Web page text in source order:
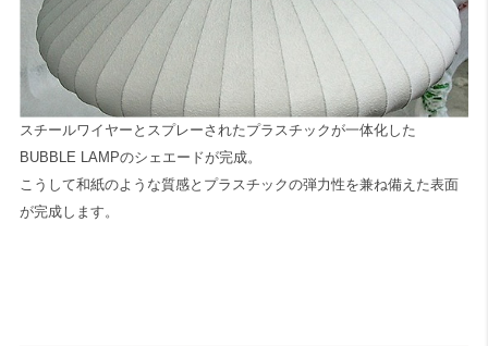
スチールワイヤーとスプレーされたプラスチックが一体化した
BUBBLE LAMPのシェエードが完成。
こうして和紙のような質感とプラスチックの弾力性を兼ね備えた表面
が完成します。